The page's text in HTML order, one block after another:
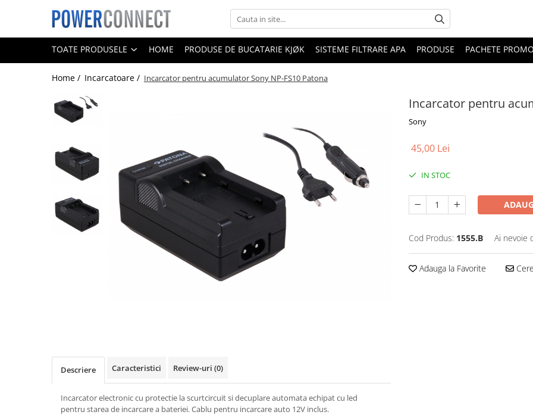
Toate Produsele
Sisteme filtrare apa
Sisteme filtrare apa
Acumulatori
Camere video
Telefoane mobile
Aparate foto
TOATE PRODUSELE HOME PRODUSE DE BUCATARIE KJØK SISTEME FILTRARE APA PRODUSE PACHETE PROMO
Home / Incarcatoare / Incarcator pentru acumulator Sony NP-FS10 Patona
Incarcator pentru
Sony
45,00 Lei
IN STOC
Cod Produs: 1555.B Ai nevoie
Adauga la Favorite
Descriere Caracteristici Review-uri (0)
Incarcator electronic cu protectie la scurtcircuit si decuplare automata echipat cu led
pentru starea de incarcare a bateriei. Cablu pentru incarcare auto 12V inclus.